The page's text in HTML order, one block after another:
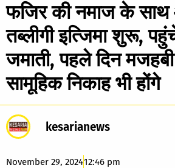
फजिर की नमाज के
तब्लीगी इत्जिमा शुरू,
जमाती, पहले दिन
सामूहिक निकाह भी होंगे
kesarianews
November 29, 202412:46 pm